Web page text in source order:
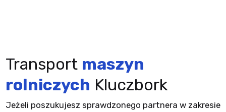
Transport maszyn
rolniczych Kluczbork
Jeżeli poszukujesz sprawdzonego partnera w zakresie